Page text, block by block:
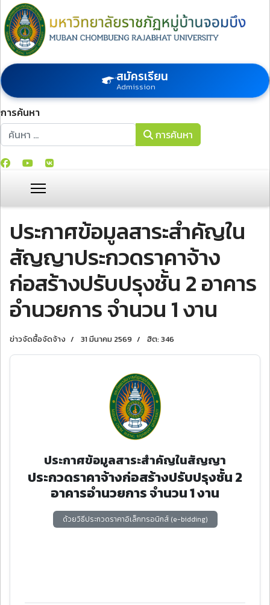
สมัครเรียน
Admission
การค้นหา
การค้นหา
การค้นหา
ประกาศข้อมูลสาระสำคัญใน
สัญญาประกวดราคาจ้าง
ก่อสร้างปรับปรุงชั้น 2 อาคาร
อำนวยการ จำนวน 1 งาน
ข่าวจัดซื้อจัดจ้าง 31 มีนาคม 2569 ฮิต: 346
ประกาศข้อมูลสาระสำคัญในสัญญา
ประกวดราคาจ้างก่อสร้างปรับปรุงชั้น 2
อาคารอำนวยการ จำนวน 1 งาน
ด้วยวิธีประกวดราคาอิเล็กทรอนิกส์ (e-bidding)